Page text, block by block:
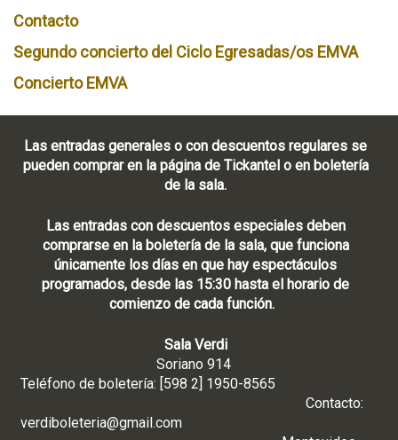
Contacto
Segundo concierto del Ciclo Egresadas/os EMVA
Concierto EMVA
Las entradas generales o con descuentos regulares se
pueden comprar en la página de Tickantel o en boletería
de la sala.
Las entradas con descuentos especiales deben
comprarse en la boletería de la sala, que funciona
únicamente los días en que hay espectáculos
programados, desde las 15:30 hasta el horario de
comienzo de cada función.
Sala Verdi
Soriano 914
Teléfono de boletería: [598 2] 1950-8565
Contacto:
verdiboleteria@gmail.com